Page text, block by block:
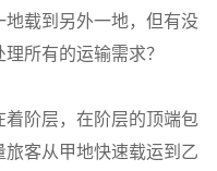
载到另外一地，但有没
所有的运输需求？
阶层，在阶层的顶端包
客从甲地快速载运到乙